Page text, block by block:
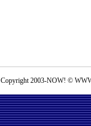
Copyright 2003-NOW! ©